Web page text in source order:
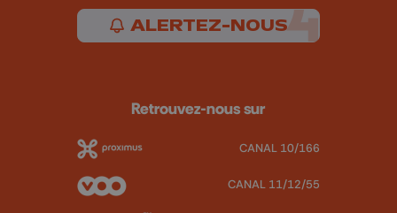
ALERTEZ-NOUS
Retrouvez-nous sur
CANAL 10/166
CANAL 11/12/55